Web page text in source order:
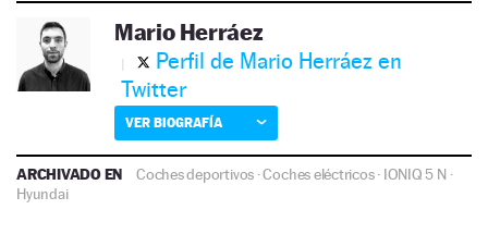
Mario Herráez
Perfil de Mario Herráez en
Twitter
VER BIOGRAFÍA
ARCHIVADO EN Coches deportivos ·Coches eléctricos· IONIQ 5 N ·
Hyundai